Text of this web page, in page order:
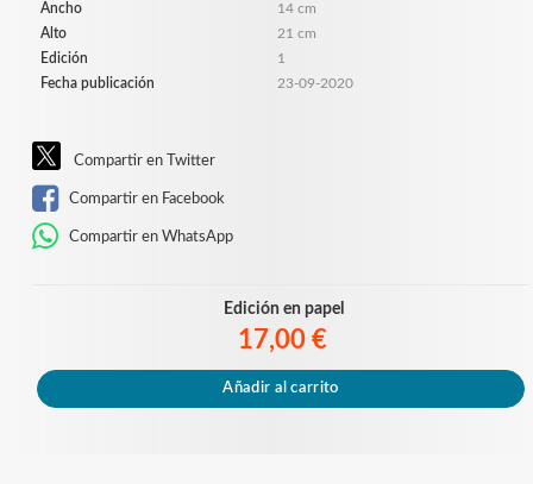
Ancho
14 cm
Alto
21 cm
Edición
1
Fecha publicación
23-09-2020
Compartir en Twitter
Compartir en Facebook
Compartir en WhatsApp
Edición en papel
17,00 €
Añadir al carrito